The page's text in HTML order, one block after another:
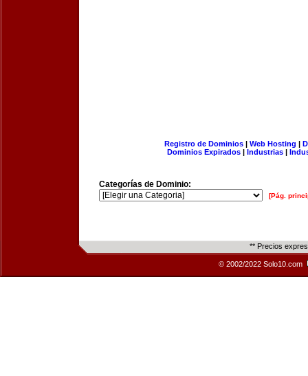
Registro de Dominios| Web Hosting |
Dominios Expirados | Industrias |
Categorías de Dominio:
[Pág.
** Precios
© 2002/2022 Solo10.com